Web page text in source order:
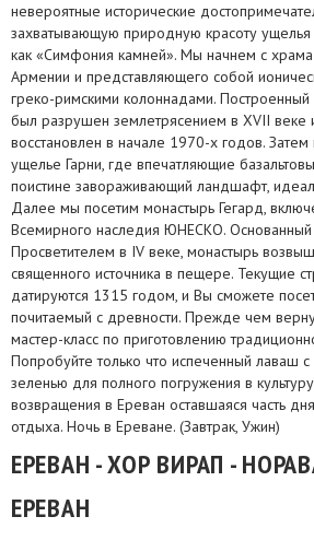
невероятные исторические
захватывающую природную красоту ущелья
как «Симфония камней». Мы начнем с храма
Армении и представляющего собой
греко-римскими колоннадами.
был разрушен землетрясением в XVII веке
восстановлен в начале 1970-х годов.
ущелье Гарни, где впечатляющие
поистине завораживающий ландшафт,
Далее мы посетим монастырь Гегард,
Всемирного наследия ЮНЕСКО. Основанный
Просветителем в IV веке, монастырь
священного источника в пещере. Текущие
датируются 1315 годом, и Вы сможете
почитаемый с древности. Прежде чем
мастер-класс по приготовлению
Попробуйте только что испеченный лаваш
зеленью для полного погружения в
возвращения в Ереван оставшаяся часть
отдыха. Ночь в Ереване. (Завтрак, Ужин)
ЕРЕВАН - ХОР ВИРАП -
ЕРЕВАН